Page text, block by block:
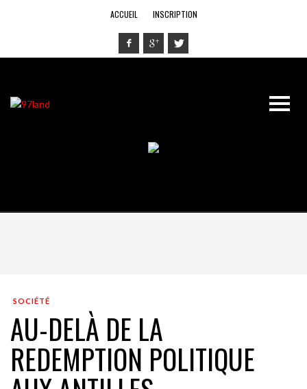
ACCUEIL INSCRIPTION
SOCIÉTÉ
AU-DELÀ DE LA
REDEMPTION POLITIQUE